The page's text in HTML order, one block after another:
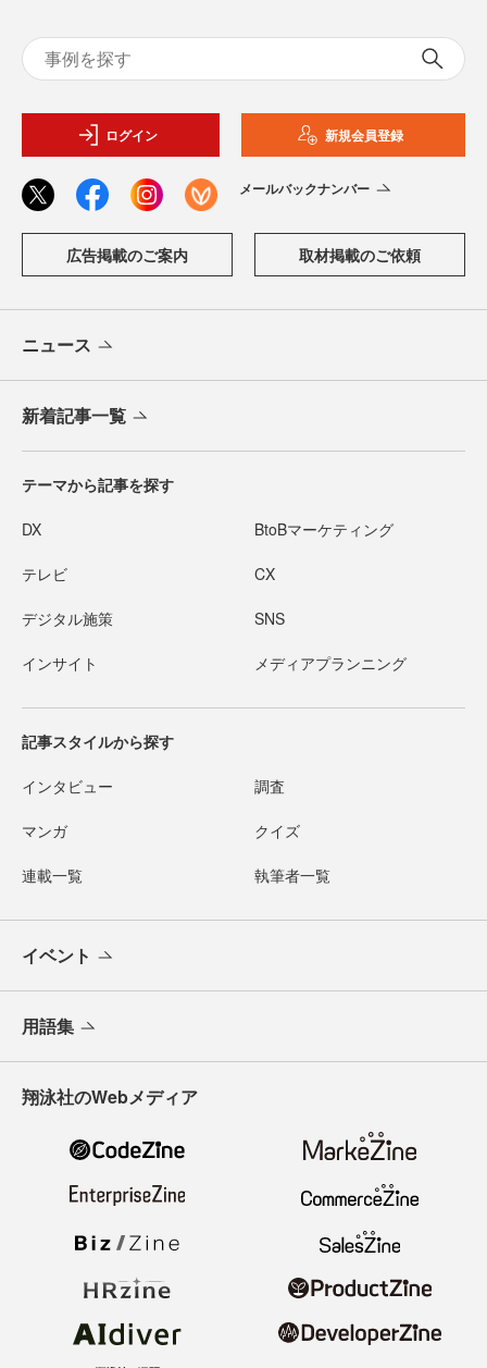
ログイン 新規会員登録
メールバックナンバー
広告掲載のご案内 取材掲載のご依頼
ニュース
新着記事一覧
テーマから記事を探す
DX BtoBマーケティング
テレビ CX
デジタル施策 SNS
インサイト メディアプランニング
記事スタイルから探す
インタビュー 調査
マンガ クイズ
連載一覧 執筆者一覧
イベント
用語集
翔泳社のWebメディア